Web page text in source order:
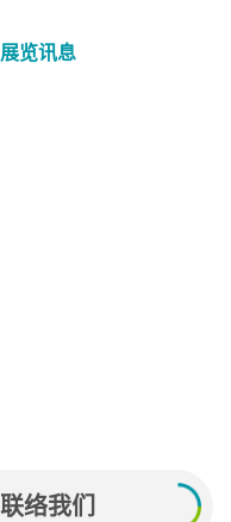
展览讯息
联络我们